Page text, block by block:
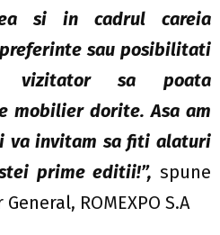
si in cadrul careia
sau posibilitati
vizitator sa poata
mobilier dorite. Asa am
va invitam sa fiti alaturi
prime editii!”, spune
ROMEXPO S.A